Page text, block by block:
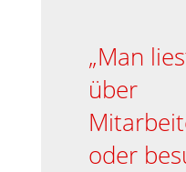
„Man
über
oder